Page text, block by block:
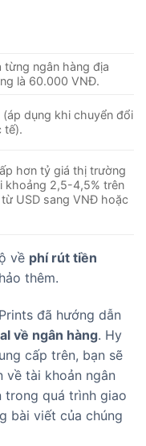
ngân hàng địa
là 60.000 VNĐ.
dụng khi chuyển đổi
tế).
hơn tỷ giá thị trường
khoảng 2,5-4,5% trên
USD sang VNĐ hoặc
về phí rút tiền
thêm.
đã hướng dẫn
về ngân hàng. Hy
cấp trên, bạn sẽ
về tài khoản ngân
trong quá trình giao
bài viết của chúng